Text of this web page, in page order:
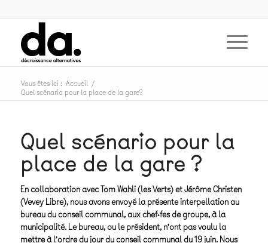
Vous êtes ici : Accueil /
Quel scénario pour la place de la gare?
Quel scénario pour la
place de la gare ?
En collaboration avec Tom Wahli (les Verts) et Jérôme Christen
(Vevey Libre), nous avons envoyé la présente interpellation au
bureau du conseil communal, aux chef·fes de groupe, à la
municipalité. Le bureau, ou le président, n’ont pas voulu la
mettre à l’ordre du jour du conseil communal du 19 juin. Nous